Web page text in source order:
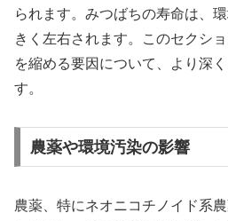
られます。みつばちの寿命は、
きく左右されます。このセクシ
を縮める要因について、より深
す。
農薬や環境汚染の影響
農薬、特にネオニコチノイド系